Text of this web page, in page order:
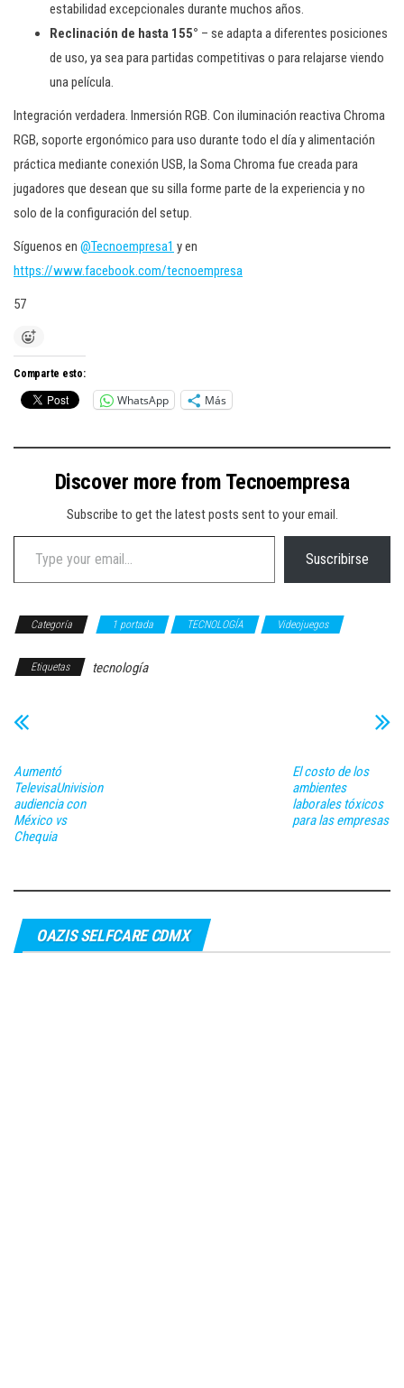
estabilidad excepcionales durante muchos años.
Reclinación de hasta 155° – se adapta a diferentes posiciones
de uso, ya sea para partidas competitivas o para relajarse viendo
una película.
Integración verdadera. Inmersión RGB. Con iluminación reactiva Chroma
RGB, soporte ergonómico para uso durante todo el día y alimentación
práctica mediante conexión USB, la Soma Chroma fue creada para
jugadores que desean que su silla forme parte de la experiencia y no
solo de la configuración del setup.
Síguenos en @Tecnoempresa1 y en
https://www.facebook.com/tecnoempresa
57
Comparte esto:
WhatsApp Más
Discover more from Tecnoempresa
Subscribe to get the latest posts sent to your email.
Type your email…
Suscribirse
Categoría 1 portada TECNOLOGÍA Videojuegos
Etiquetas tecnología
Aumentó
TelevisaUnivision
audiencia con
México vs
Chequia
El costo de los
ambientes
laborales tóxicos
para las empresas
OAZIS SELFCARE CDMX